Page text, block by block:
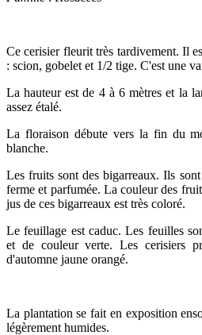
Ce cerisier fleurit très tardivement. Il
: scion, gobelet et 1/2 tige. C'est une
La hauteur est de 4 à 6 mètres et la
assez étalé.
La floraison débute vers la fin du
blanche.
Les fruits sont des bigarreaux. Ils
ferme et parfumée. La couleur des
jus de ces bigarreaux est très coloré.
Le feuillage est caduc. Les feuilles
et de couleur verte. Les cerisiers
d'automne jaune orangé.
La plantation se fait en exposition
légèrement humides.